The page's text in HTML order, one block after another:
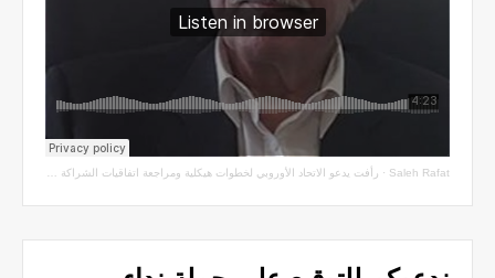
Saleh Rafat
· رأفت يدعو الاتحاد الأوروبي لخطوات هيكلية ومراجعة اتفاقيات الشراكة مع سلطة الاحتلال